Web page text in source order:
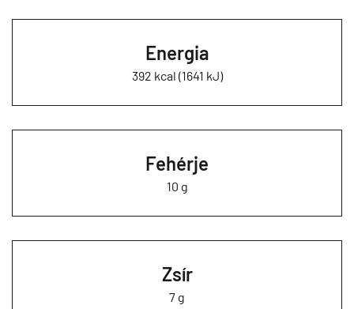
Energia
392 kcal (1641 kJ)
Fehérje
10 g
Zsír
7 g